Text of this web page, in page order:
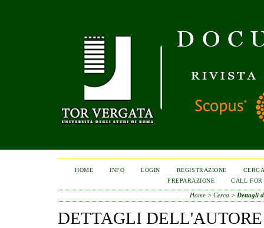
HOME INFO LOGIN REGISTRAZIONE
PREPARAZIONE
CALL FOR
Home> Cerca > Dettagli
DETTAGLI DELL'AUTORE